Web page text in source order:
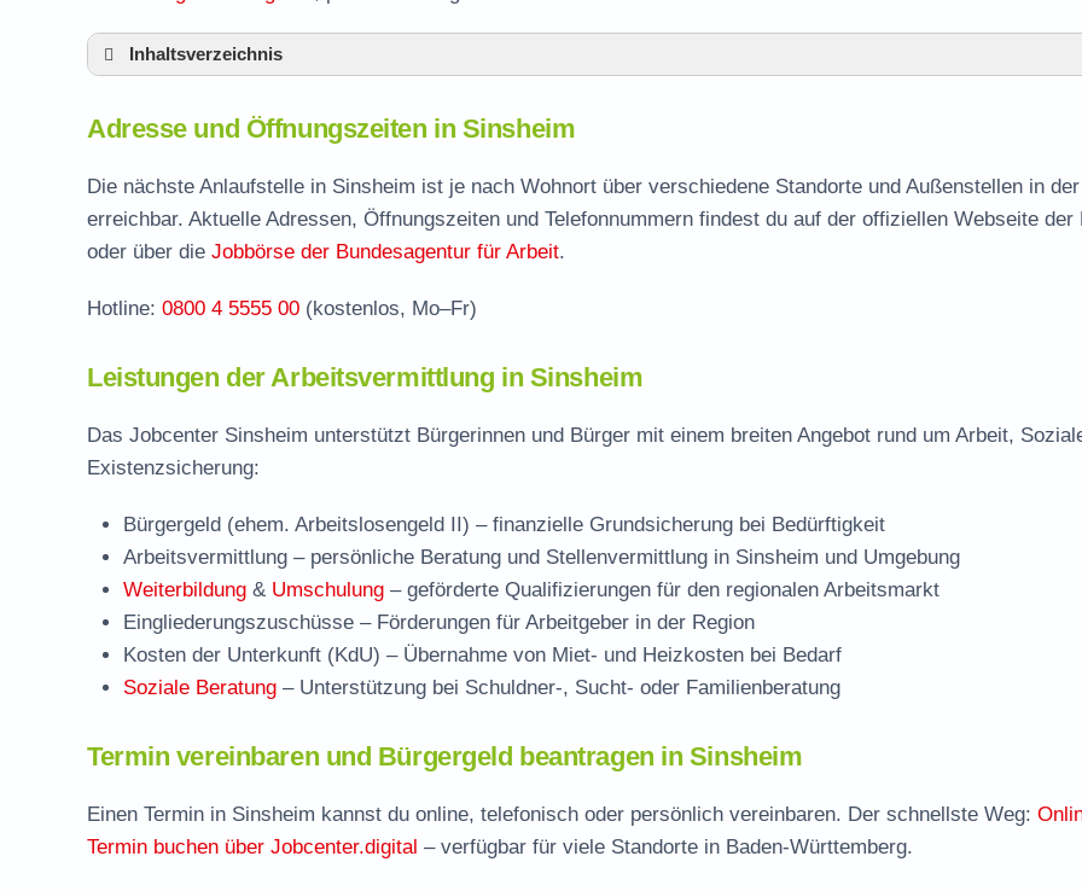
Inhaltsverzeichnis
Leistungen der Arbeitsvermittlung in Sinsheim
Termin vereinbaren und Bürgergeld beantragen
Jobcenter Rhein-Neckar-Kreis – zuständige Stelle
Stellenangebote und Jobbörse in Sinsheim
Häufige Fragen rund ums Jobcenter
Adresse und Öffnungszeiten in Sinsheim
Die nächste Anlaufstelle in Sinsheim ist je nach Wohnort über verschiedene Standorte und Außenstellen in
erreichbar. Aktuelle Adressen, Öffnungszeiten und Telefonnummern findest du auf der offiziellen Webseite der
oder über die Jobbörse der Bundesagentur für Arbeit.
Hotline: 0800 4 5555 00 (kostenlos, Mo–Fr)
Leistungen der Arbeitsvermittlung in Sinsheim
Das Jobcenter Sinsheim unterstützt Bürgerinnen und Bürger mit einem breiten Angebot rund um Arbeit,
Existenzsicherung:
Bürgergeld (ehem. Arbeitslosengeld II) – finanzielle Grundsicherung bei Bedürftigkeit
Arbeitsvermittlung – persönliche Beratung und Stellenvermittlung in Sinsheim und Umgebung
Weiterbildung & Umschulung – geförderte Qualifizierungen für den regionalen Arbeitsmarkt
Eingliederungszuschüsse – Förderungen für Arbeitgeber in der Region
Kosten der Unterkunft (KdU) – Übernahme von Miet- und Heizkosten bei Bedarf
Soziale Beratung – Unterstützung bei Schuldner-, Sucht- oder Familienberatung
Termin vereinbaren und Bürgergeld beantragen in Sinsheim
Einen Termin in Sinsheim kannst du online, telefonisch oder persönlich vereinbaren. Der schnellste Weg:
Termin buchen über Jobcenter.digital – verfügbar für viele Standorte in Baden-Württemberg.